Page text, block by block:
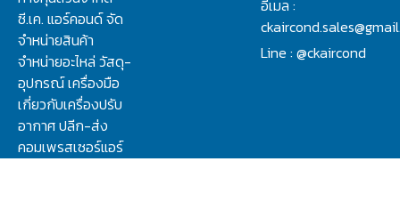
ซี.เค. แอร์คอนด์ จัด
จำหน่ายสินค้า
จำหน่ายอะไหล่ วัสดุ-
อุปกรณ์ เครื่องมือ
เกี่ยวกับเครื่องปรับ
อากาศ ปลีก-ส่ง
คอมเพรสเซอร์แอร์
อีเมล :
Line : @ckaircond